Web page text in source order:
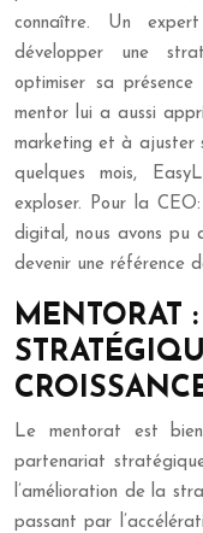
connaître. Un
développer une
optimiser sa
mentor lui a aussi
marketing et à ajuster
quelques mois,
exploser. Pour la
digital, nous avons pu
devenir une référence
MENTORAT
Le mentorat est
partenariat
l’amélioration de la
passant par